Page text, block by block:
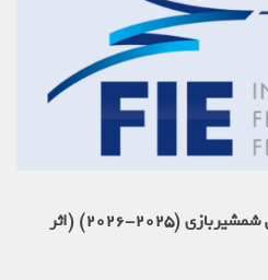
قوانین تکنیکی فدراسیون جهانی شمشیربازی (2025-2026) (اثر